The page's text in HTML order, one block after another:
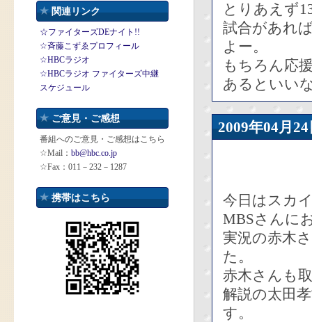
関連リンク
☆ファイターズDEナイト!!
☆斉藤こずゑプロフィール
☆HBCラジオ
☆HBCラジオ ファイターズ中継
スケジュール
ご意見・ご感想
番組へのご意見・ご感想はこちら
☆Mail： bb@hbc.co.jp
☆Fax：011－232－1287
携帯はこちら
とりあえず
試合があれ
よー。
もちろん応
あるといい
2009年04
今日はスカ
MBSさんに
実況の赤木
た。
赤木さんも
解説の太田
す。